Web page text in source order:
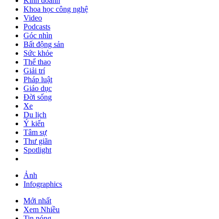
Khoa học công nghệ
Video
Podcasts
Góc nhìn
Bất động sản
Sức khỏe
Thể thao
Giải trí
Pháp luật
Giáo dục
Đời sống
Xe
Du lịch
Ý kiến
Tâm sự
Thư giãn
Spotlight
Ảnh
Infographics
Mới nhất
Xem Nhiều